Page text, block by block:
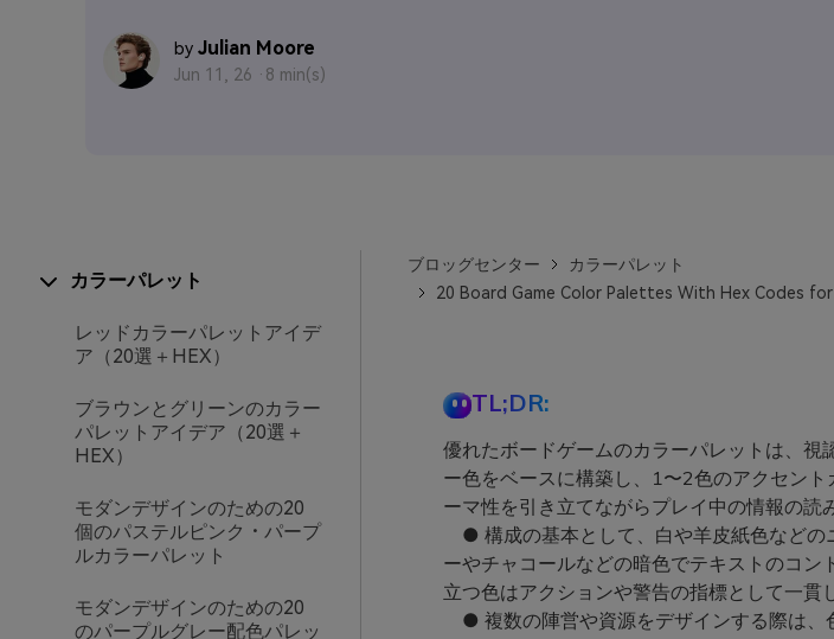
by Julian Moore
Jun 11, 26 · 8 min(s)
カラーパレット
レッドカラーパレットアイデ
ア（20選＋HEX）
ブラウンとグリーンのカラー
パレットアイデア（20選＋
HEX）
モダンデザインのための20
個のパステルピンク・パープ
ルカラーパレット
モダンデザインのための20
のパープルグレー配色パレッ
ブロッグセンター
カラーパレット
20 Board Game Color Palettes With Hex Codes
TL;DR:
優れたボードゲームのカラーパレットは、視
ー色をベースに構築し、1〜2色のアクセン
ーマ性を引き立てながらプレイ中の情報の読
● 構成の基本として、白や羊皮紙色などの
ーやチャコールなどの暗色でテキストのコン
立つ色はアクションや警告の指標として一貫
● 複数の陣営や資源をデザインする際は、